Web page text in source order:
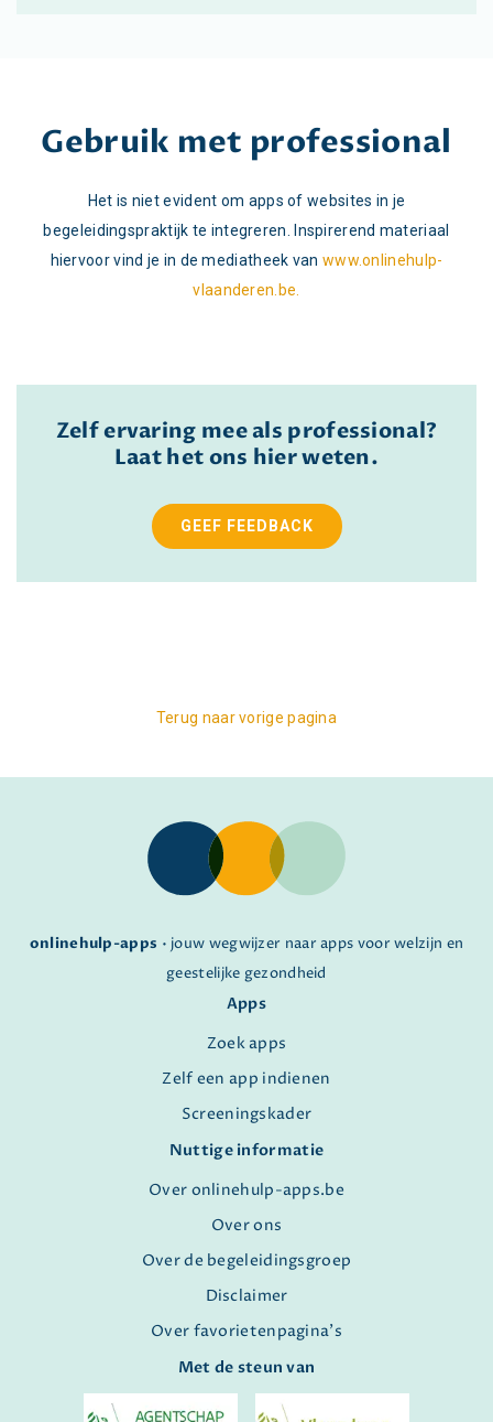
Gebruik met professional
Het is niet evident om apps of websites in je
begeleidingspraktijk te integreren. Inspirerend materiaal
hiervoor vind je in de mediatheek van www.onlinehulp-
vlaanderen.be.
Zelf ervaring mee als professional?
Laat het ons hier weten.
GEEF FEEDBACK
Terug naar vorige pagina
onlinehulp-apps • jouw wegwijzer naar apps voor welzijn en
geestelijke gezondheid
Apps
Zoek apps
Zelf een app indienen
Screeningskader
Nuttige informatie
Over onlinehulp-apps.be
Over ons
Over de begeleidingsgroep
Disclaimer
Over favorietenpagina's
Met de steun van